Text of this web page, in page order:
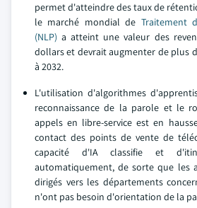
permet d'atteindre des taux de
le marché mondial de Traitement
(NLP) a atteint une valeur des
dollars et devrait augmenter de plus
à 2032.
L'utilisation d'algorithmes
reconnaissance de la parole et le
appels en libre-service est en
contact des points de vente de
capacité d'IA classifie et
automatiquement, de sorte que les
dirigés vers les départements
n'ont pas besoin d'orientation de la